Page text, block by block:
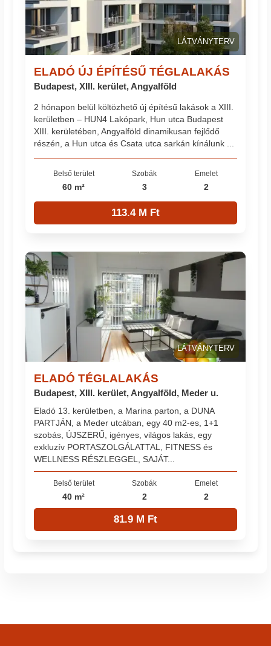
LÁTVÁNYTERV
ELADÓ ÚJ ÉPÍTÉSŰ TÉGLALAKÁS
Budapest, XIII. kerület, Angyalföld
2 hónapon belül költözhető új építésű lakások a XIII.
kerületben – HUN4 Lakópark, Hun utca Budapest
XIII. kerületében, Angyalföld dinamikusan fejlődő
részén, a Hun utca és Csata utca sarkán kínálunk ...
Belső terület
60 m²
Szobák
3
Emelet
2
113.4 M Ft
LÁTVÁNYTERV
ELADÓ TÉGLALAKÁS
Budapest, XIII. kerület, Angyalföld, Meder u.
Eladó 13. kerületben, a Marina parton, a DUNA
PARTJÁN, a Meder utcában, egy 40 m2-es, 1+1
szobás, ÚJSZERŰ, igényes, világos lakás, egy
exkluzív PORTASZOLGÁLATTAL, FITNESS és
WELLNESS RÉSZLEGGEL, SAJÁT...
Belső terület
40 m²
Szobák
2
Emelet
2
81.9 M Ft